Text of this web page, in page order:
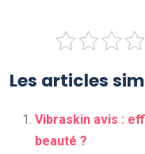
Les articles
Vibraskin avis :
beauté ?